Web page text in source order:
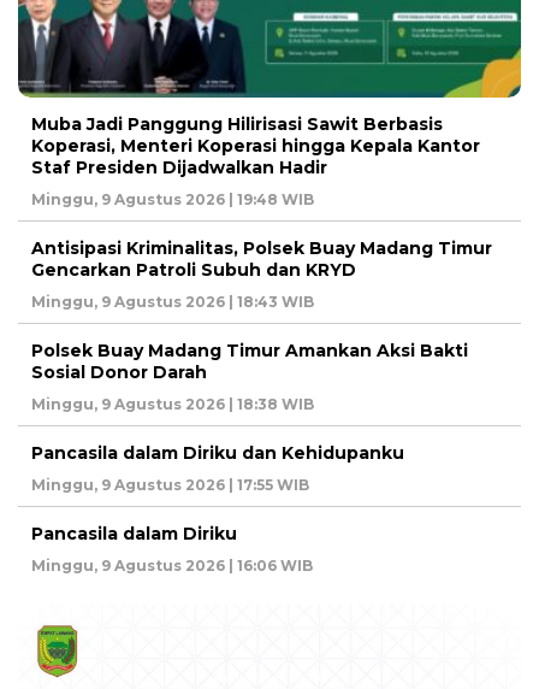
Muba Jadi Panggung Hilirisasi Sawit Berbasis
Koperasi, Menteri Koperasi hingga Kepala Kantor
Staf Presiden Dijadwalkan Hadir
Minggu, 9 Agustus 2026 | 19:48 WIB
Antisipasi Kriminalitas, Polsek Buay Madang Timur
Gencarkan Patroli Subuh dan KRYD
Minggu, 9 Agustus 2026 | 18:43 WIB
Polsek Buay Madang Timur Amankan Aksi Bakti
Sosial Donor Darah
Minggu, 9 Agustus 2026 | 18:38 WIB
Pancasila dalam Diriku dan Kehidupanku
Minggu, 9 Agustus 2026 | 17:55 WIB
Pancasila dalam Diriku
Minggu, 9 Agustus 2026 | 16:06 WIB